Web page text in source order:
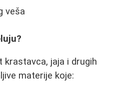
veša
jaja i drugih
materije koje: